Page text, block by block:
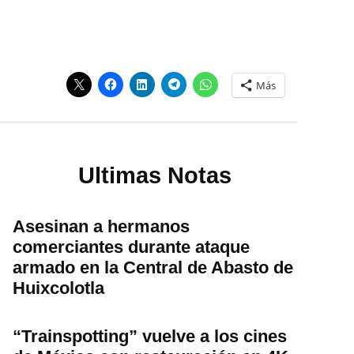
Más
Ultimas Notas
Asesinan a hermanos
comerciantes durante ataque
armado en la Central de Abasto de
Huixcolotla
“Trainspotting” vuelve a los cines